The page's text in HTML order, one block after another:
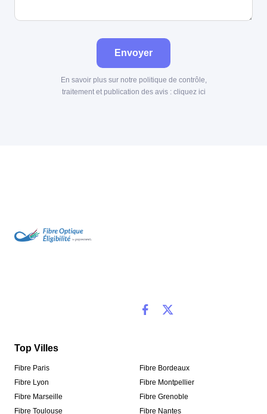
Envoyer
En savoir plus sur notre politique de contrôle,
traitement et publication des avis : cliquez ici
Top Villes
Fibre Paris
Fibre Lyon
Fibre Marseille
Fibre Toulouse
Fibre Bordeaux
Fibre Montpellier
Fibre Grenoble
Fibre Nantes